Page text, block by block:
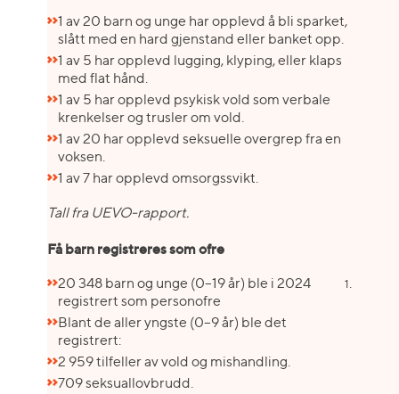
1 av 20 barn og unge har opplevd å bli sparket,
slått med en hard gjenstand eller banket opp.
1 av 5 har opplevd lugging, klyping, eller klaps
med flat hånd.
1 av 5 har opplevd psykisk vold som verbale
krenkelser og trusler om vold.
1 av 20 har opplevd seksuelle overgrep fra en
voksen.
1 av 7 har opplevd omsorgssvikt.
Tall fra UEVO-rapport.
Få barn registreres som ofre
20 348 barn og unge (0–19 år) ble i 2024
registrert som personofre
1.
Blant de aller yngste (0–9 år) ble det
registrert:
2 959 tilfeller av vold og mishandling.
709 seksuallovbrudd.